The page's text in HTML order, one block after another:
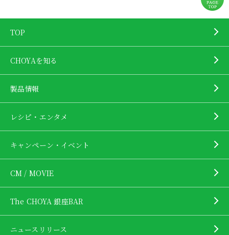
TOP
CHOYAを知る
製品情報
レシピ・エンタメ
キャンペーン・イベント
CM / MOVIE
The CHOYA 銀座BAR
ニュースリリース